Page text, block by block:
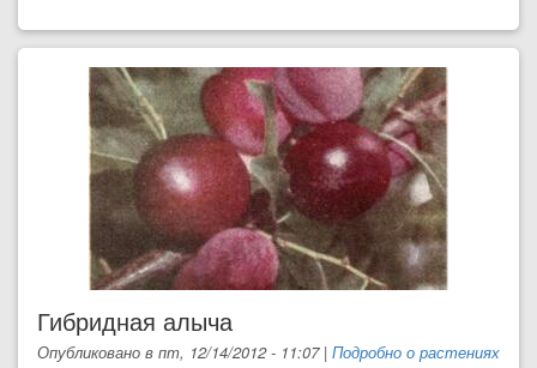
Гибридная алыча
Опубликовано в пт, 12/14/2012 - 11:07| Подробно о растениях